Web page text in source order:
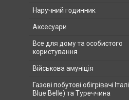
Наручний годинник
Аксесуари
Все для дому та особистого
користування
Військова амуніція
Газові побутові обігрівачі
Blue Belle) та Туреччина